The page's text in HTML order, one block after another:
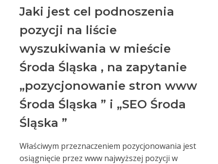
Jaki jest cel podnoszenia
pozycji na liście
wyszukiwania w mieście
Środa Śląska , na zapytanie
„pozycjonowanie stron www
Środa Śląska ” i „SEO Środa
Śląska ”
Właściwym przeznaczeniem pozycjonowania jest
osiągnięcie przez www najwyższej pozycji w